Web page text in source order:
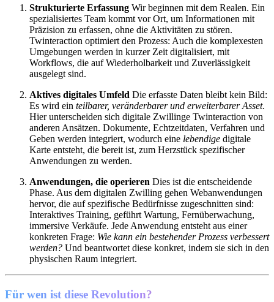
Strukturierte Erfassung Wir beginnen mit dem Realen. Ein
spezialisiertes Team kommt vor Ort, um Informationen mit
Präzision zu erfassen, ohne die Aktivitäten zu stören.
Twinteraction optimiert den Prozess: Auch die komplexesten
Umgebungen werden in kurzer Zeit digitalisiert, mit
Workflows, die auf Wiederholbarkeit und Zuverlässigkeit
ausgelegt sind.
Aktives digitales Umfeld Die erfasste Daten bleibt kein Bild:
Es wird ein teilbarer, veränderbarer und erweiterbarer Asset.
Hier unterscheiden sich digitale Zwillinge Twinteraction von
anderen Ansätzen. Dokumente, Echtzeitdaten, Verfahren und
Geben werden integriert, wodurch eine lebendige digitale
Karte entsteht, die bereit ist, zum Herzstück spezifischer
Anwendungen zu werden.
Anwendungen, die operieren Dies ist die entscheidende
Phase. Aus dem digitalen Zwilling gehen Webanwendungen
hervor, die auf spezifische Bedürfnisse zugeschnitten sind:
Interaktives Training, geführt Wartung, Fernüberwachung,
immersive Verkäufe. Jede Anwendung entsteht aus einer
konkreten Frage: Wie kann ein bestehender Prozess verbessert
werden? Und beantwortet diese konkret, indem sie sich in den
physischen Raum integriert.
Für wen ist diese Revolution?